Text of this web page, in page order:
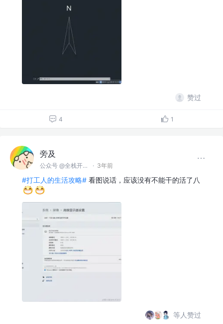
赞过
4 1
旁及
公众号 @全栈开发师 · 3年前
#打工人的生活攻略# 看图说话，应该没有不能干的活了八
等人赞过